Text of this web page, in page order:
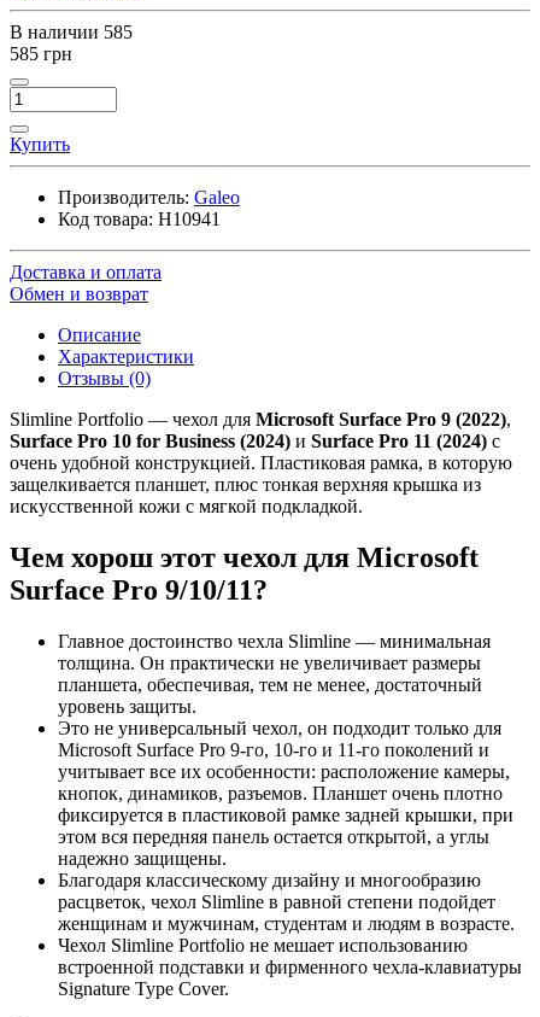
В наличии 585
585 грн
Купить
Производитель: Galeo
Код товара: H10941
Доставка и оплата
Обмен и возврат
Описание
Характеристики
Отзывы (0)
Slimline Portfolio — чехол для Microsoft Surface Pro 9 (2022),
Surface Pro 10 for Business (2024) и Surface Pro 11 (2024) с
очень удобной конструкцией. Пластиковая рамка, в которую
защелкивается планшет, плюс тонкая верхняя крышка из
искусственной кожи с мягкой подкладкой.
Чем хорош этот чехол для Microsoft
Surface Pro 9/10/11?
Главное достоинство чехла Slimline — минимальная
толщина. Он практически не увеличивает размеры
планшета, обеспечивая, тем не менее, достаточный
уровень защиты.
Это не универсальный чехол, он подходит только для
Microsoft Surface Pro 9-го, 10-го и 11-го поколений и
учитывает все их особенности: расположение камеры,
кнопок, динамиков, разъемов. Планшет очень плотно
фиксируется в пластиковой рамке задней крышки, при
этом вся передняя панель остается открытой, а углы
надежно защищены.
Благодаря классическому дизайну и многообразию
расцветок, чехол Slimline в равной степени подойдет
женщинам и мужчинам, студентам и людям в возрасте.
Чехол Slimline Portfolio не мешает использованию
встроенной подставки и фирменного чехла-клавиатуры
Signature Type Cover.